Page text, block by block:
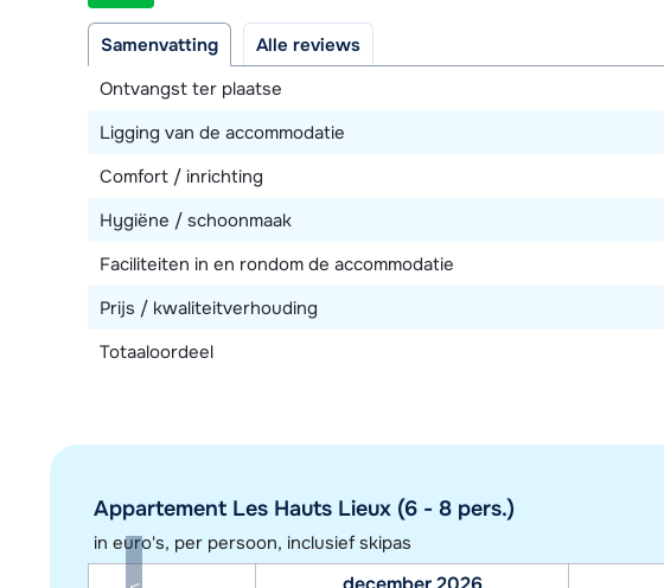
Samenvatting
Alle reviews
Ontvangst ter plaatse
Ligging van de accommodatie
Comfort / inrichting
Hygiëne / schoonmaak
Faciliteiten in en rondom de accommodatie
Prijs / kwaliteitverhouding
Totaaloordeel
Appartement Les Hauts Lieux (6 - 8 pers.)
in euro's, per persoon, inclusief skipas